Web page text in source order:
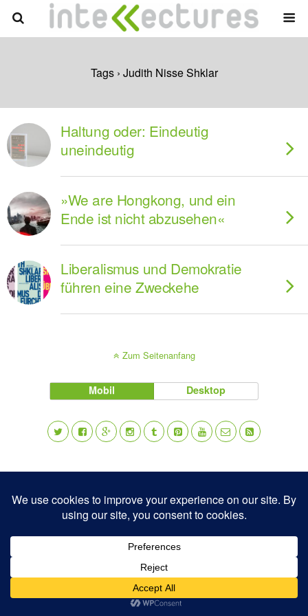
Tags › Judith Nisse Shklar
Haltung oder: Eindeutig
uneindeutig
»We are Hongkong, und ein
Ende ist nicht abzusehen«
Liberalismus und Demokratie
führen eine Zweckehe
Zum Seitenanfang
Mobil Desktop